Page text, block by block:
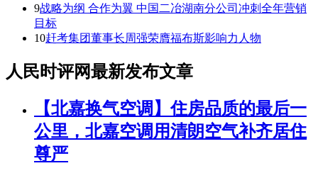
9战略为纲 合作为翼 中国二冶湖南分公司冲刺全年营销
目标
10赶考集团董事长周强荣膺福布斯影响力人物
人民时评网最新发布文章
【北嘉换气空调】住房品质的最后一
公里，北嘉空调用清朗空气补齐居住
尊严